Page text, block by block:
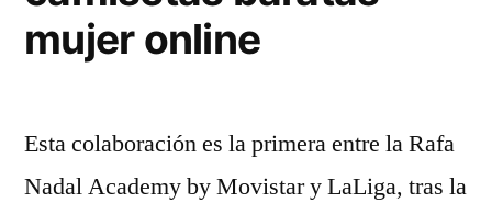
mujer online
Esta colaboración es la primera entre la Rafa
Nadal Academy by Movistar y LaLiga, tras la